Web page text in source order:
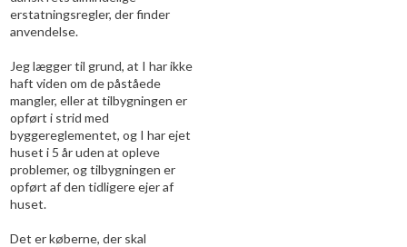
erstatningsregler, der finder
anvendelse.
Jeg lægger til grund, at I har ikke
haft viden om de påståede
mangler, eller at tilbygningen er
opført i strid med
byggereglementet, og I har ejet
huset i 5 år uden at opleve
problemer, og tilbygningen er
opført af den tidligere ejer af
huset.
Det er køberne, der skal